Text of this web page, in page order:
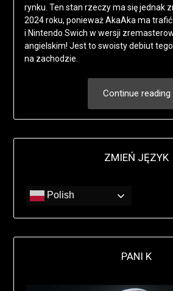
rynku. Ten stan rzeczy ma się jednak
2024 roku, ponieważ AkaAka ma
i Nintendo Swich w wersji
angielskim! Jest to swoisty debiut tego
na zachodzie.
Continue reading
ZMIEŃ JĘZYK
Polish
PANI K